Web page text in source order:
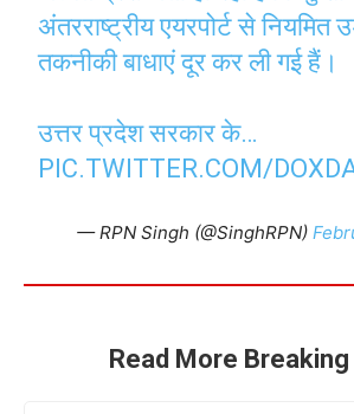
अंतरराष्ट्रीय एयरपोर्ट से नियमित
तकनीकी बाधाएं दूर कर ली गई हैं।
उत्तर प्रदेश सरकार के…
PIC.TWITTER.COM/
— RPN Singh (@SinghRPN)
Read More